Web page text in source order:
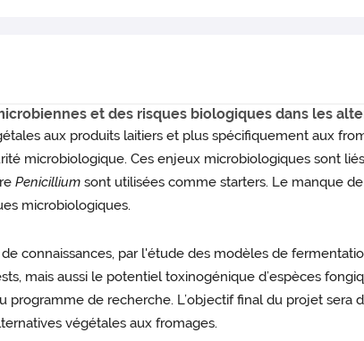
et des risques biologiques dans les
aux produits laitiers et plus spécifiquement aux
microbiologique. Ces enjeux microbiologiques sont
Penicillium sont utilisées comme starters. Le manque
microbiologiques.
connaissances, par l'étude des modèles de
mais aussi le potentiel toxinogénique d’espèces
de recherche. L’objectif final du projet sera
végétales aux fromages.